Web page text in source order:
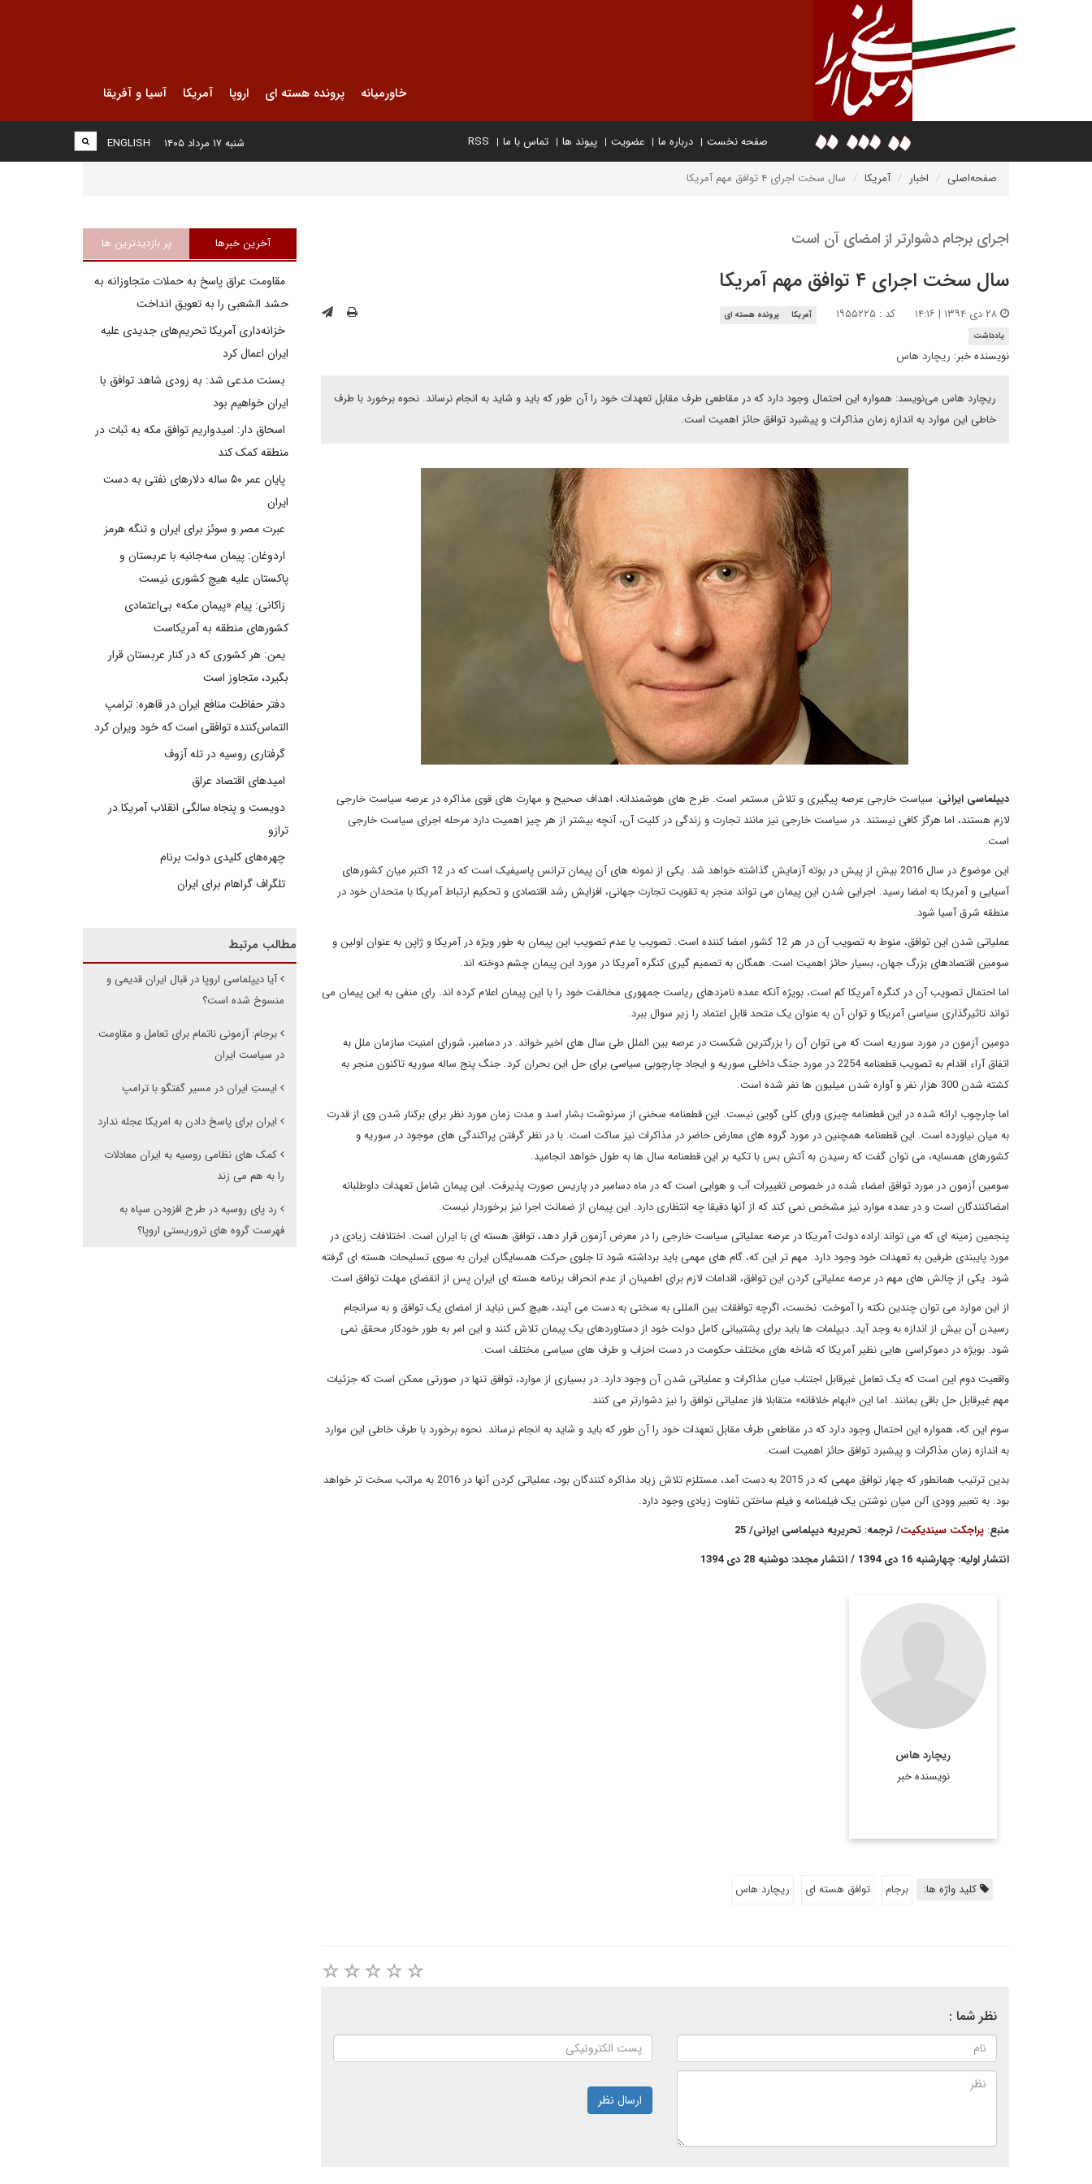
خاورمیانه پرونده هسته ای اروپا آمریکا آسیا و آفریقا
صفحه نخست درباره ما عضویت پیوند ها تماس با ما RSS
ENGLISH شنبه ۱۷ مرداد ۱۴۰۵
صفحه‌اصلی اخبار آمریکا سال سخت اجرای ۴ توافق مهم آمریکا
اجرای برجام دشوارتر از امضای آن است
سال سخت اجرای ۴ توافق مهم آمریکا
کد : ۱۹۵۵۲۲۵ آمریکا
پرونده هسته ای
یادداشت
نویسنده خبر: ریچارد هاس
ریچارد هاس می‌نویسد: همواره این احتمال وجود دارد که در مقاطعی طرف مقابل تعهدات خود را آن طور که باید و شاید به انجام نرساند. نحوه برخورد با طرف
خاطی این موارد به اندازه زمان مذاکرات و پیشبرد توافق حائز اهمیت است.
دیپلماسی ایرانی: سیاست خارجی عرصه پیگیری و تلاش مستمر است. طرح های هوشمندانه، اهداف صحیح و مهارت های قوی مذاکره در عرصه سیاست خارجی
لازم هستند، اما هرگز کافی نیستند. در سیاست خارجی نیز مانند تجارت و زندگی در کلیت آن، آنچه بیشتر از هر چیز اهمیت دارد مرحله اجرای سیاست خارجی
است.
این موضوع در سال 2016 بیش از پیش در بوته آزمایش گذاشته خواهد شد. یکی از نمونه های آن پیمان ترانس پاسیفیک است که در 12 اکتبر میان کشورهای
آسیایی و آمریکا به امضا رسید. اجرایی شدن این پیمان می تواند منجر به تقویت تجارت جهانی، افزایش رشد اقتصادی و تحکیم ارتباط آمریکا با متحدان خود در
منطقه شرق آسیا شود.
عملیاتی شدن این توافق، منوط به تصویب آن در هر 12 کشور امضا کننده است. تصویب یا عدم تصویب این پیمان به طور ویژه در آمریکا و ژاپن به عنوان اولین و
سومین اقتصادهای بزرگ جهان، بسیار حائز اهمیت است. همگان به تصمیم گیری کنگره آمریکا در مورد این پیمان چشم دوخته اند.
اما احتمال تصویب آن در کنگره آمریکا کم است، بویژه آنکه عمده نامزدهای ریاست جمهوری مخالفت خود را با این پیمان اعلام کرده اند. رای منفی به این پیمان می
تواند تاثیرگذاری سیاسی آمریکا و توان آن به عنوان یک متحد قابل اعتماد را زیر سوال ببرد.
دومین آزمون در مورد سوریه است که می توان آن را بزرگترین شکست در عرصه بین الملل طی سال های اخیر خواند. در دسامبر، شورای امنیت سازمان ملل به
اتفاق آراء اقدام به تصویب قطعنامه 2254 در مورد جنگ داخلی سوریه و ایجاد چارچوبی سیاسی برای حل این بحران کرد. جنگ پنج ساله سوریه تاکنون منجر به
کشته شدن 300 هزار نفر و آواره شدن میلیون ها نفر شده است.
اما چارچوب ارائه شده در این قطعنامه چیزی ورای کلی گویی نیست. این قطعنامه سخنی از سرنوشت بشار اسد و مدت زمان مورد نظر برای برکنار شدن وی از قدرت
به میان نیاورده است. این قطعنامه همچنین در مورد گروه های معارض حاضر در مذاکرات نیز ساکت است. با در نظر گرفتن پراکندگی های موجود در سوریه و
کشورهای همسایه، می توان گفت که رسیدن به آتش بس با تکیه بر این قطعنامه سال ها به طول خواهد انجامید.
سومین آزمون در مورد توافق امضاء شده در خصوص تغییرات آب و هوایی است که در ماه دسامبر در پاریس صورت پذیرفت. این پیمان شامل تعهدات داوطلبانه
امضاکنندگان است و در عمده موارد نیز مشخص نمی کند که از آنها دقیقا چه انتظاری دارد. این پیمان از ضمانت اجرا نیز برخوردار نیست.
پنجمین زمینه ای که می تواند اراده دولت آمریکا در عرصه عملیاتی سیاست خارجی را در معرض آزمون قرار دهد، توافق هسته ای با ایران است. اختلافات زیادی در
مورد پایبندی طرفین به تعهدات خود وجود دارد. مهم تر این که، گام های مهمی باید برداشته شود تا جلوی حرکت همسایگان ایران به سوی تسلیحات هسته ای گرفته
شود. یکی از چالش های مهم در عرصه عملیاتی کردن این توافق، اقدامات لازم برای اطمینان از عدم انحراف برنامه هسته ای ایران پس از انقضای مهلت توافق است.
از این موارد می توان چندین نکته را آموخت: نخست، اگرچه توافقات بین المللی به سختی به دست می آیند، هیچ کس نباید از امضای یک توافق و به سرانجام
رسیدن آن بیش از اندازه به وجد آید. دیپلمات ها باید برای پشتیبانی کامل دولت خود از دستاوردهای یک پیمان تلاش کنند و این امر به طور خودکار محقق نمی
شود. بویژه در دموکراسی هایی نظیر آمریکا که شاخه های مختلف حکومت در دست احزاب و طرف های سیاسی مختلف است.
واقعیت دوم این است که یک تعامل غیرقابل اجتناب میان مذاکرات و عملیاتی شدن آن وجود دارد. در بسیاری از موارد، توافق تنها در صورتی ممکن است که جزئیات
مهم غیرقابل حل باقی بمانند. اما این «ابهام خلاقانه» متقابلا فاز عملیاتی توافق را نیز دشوارتر می کنند.
سوم این که، همواره این احتمال وجود دارد که در مقاطعی طرف مقابل تعهدات خود را آن طور که باید و شاید به انجام نرساند. نحوه برخورد با طرف خاطی این موارد
به اندازه زمان مذاکرات و پیشبرد توافق حائز اهمیت است.
بدین ترتیب همانطور که چهار توافق مهمی که در 2015 به دست آمد، مستلزم تلاش زیاد مذاکره کنندگان بود، عملیاتی کردن آنها در 2016 به مراتب سخت تر خواهد
بود. به تعبیر وودی آلن میان نوشتن یک فیلمنامه و فیلم ساختن تفاوت زیادی وجود دارد.
منبع: پراجکت سیندیکیت/ترجمه: تحریریه دیپلماسی ایرانی/ 25
انتشار اولیه: چهارشنبه 16 دی 1394 / انتشار مجدد: دوشنبه 28 دی 1394
ریچارد هاس
نویسنده خبر
کلید واژه ها: برجام توافق هسته ای ریچارد هاس
نظر شما :
ارسال نظر
آخرین خبرها پر بازدیدترین ها
مقاومت عراق پاسخ به حملات متجاوزانه به
حشد الشعبی را به تعویق انداخت
خزانه‌داری آمریکا تحریم‌های جدیدی علیه
ایران اعمال کرد
بسنت مدعی شد: به زودی شاهد توافق با
ایران خواهیم بود
اسحاق دار: امیدواریم توافق مکه به ثبات در
منطقه کمک کند
پایان عمر ۵۰ ساله دلارهای نفتی به دست
ایران
عبرت مصر و سوئز برای ایران و تنگه هرمز
اردوغان: پیمان سه‌جانبه با عربستان و
پاکستان علیه هیچ کشوری نیست
زاکانی: پیام «پیمان مکه» بی‌اعتمادی
کشورهای منطقه به آمریکاست
یمن: هر کشوری که در کنار عربستان قرار
بگیرد، متجاوز است
دفتر حفاظت منافع ایران در قاهره: ترامپ
التماس‌کننده توافقی است که خود ویران کرد
گرفتاری روسیه در تله آزوف
امیدهای اقتصاد عراق
دویست و پنجاه سالگی انقلاب آمریکا در
ترازو
چهره‌های کلیدی دولت برنام
تلگراف گراهام برای ایران
مطالب مرتبط
آیا دیپلماسی اروپا در قبال ایران قدیمی و
منسوخ شده است؟
برجام: آزمونی ناتمام برای تعامل و مقاومت
در سیاست ایران
ایستِ ایران در مسیر گفتگو با ترامپ
ایران برای پاسخ دادن به امریکا عجله ندارد
کمک های نظامی روسیه به ایران معادلات
را به هم می زند
رد پای روسیه در طرح افزودن سپاه به
فهرست گروه های تروریستی اروپا؟